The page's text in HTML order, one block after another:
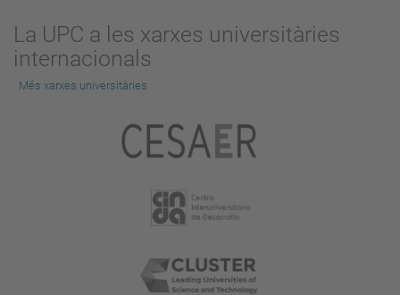
La UPC a les xarxes universitàries
internacionals
Més xarxes universitàries